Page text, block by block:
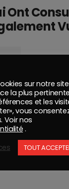
Ont
sur notre
la plus
et les
vous
Voir nos
.
TOUT